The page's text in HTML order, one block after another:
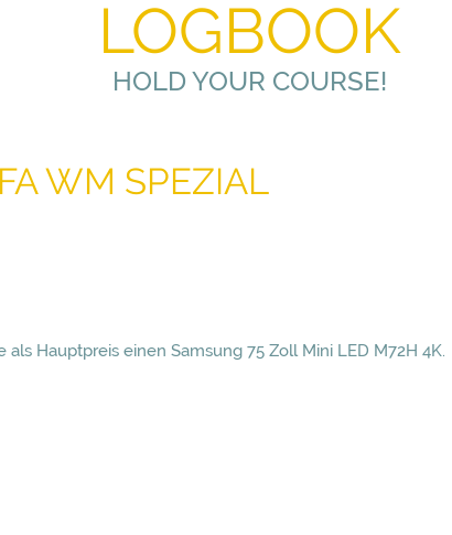
LOGBOOK
HOLD YOUR COURSE!
WM SPEZIAL
Hauptpreis einen Samsung 75 Zoll Mini LED M72H 4K.